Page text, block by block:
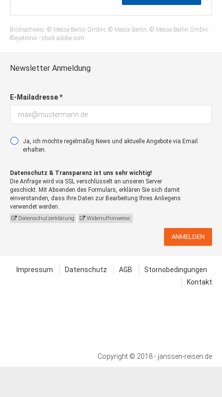
Bildnachweis: © Messe Berlin GmbH, © Messe Berlin, © Messe Berlin GmbH ,
©eyetronic - stock.adobe.com
Newsletter Anmeldung
E-Mailadresse *
Ja, ich möchte regelmäßig News und aktuelle Angebote via Email
erhalten.
Datenschutz & Transparenz ist uns sehr wichtig!
Die Anfrage wird via SSL verschlüsselt an unseren Server
geschickt. Mit Absenden des Formulars, erklären Sie sich damit
einverstanden, dass Ihre Daten zur Bearbeitung Ihres Anliegens
verwendet werden.
Datenschutzerklärung Widerrufhinweise.
ANMELDEN
Impressum Datenschutz AGB
Stornobedingungen
Kontakt
Copyright © 2018 - janssen-reisen.de